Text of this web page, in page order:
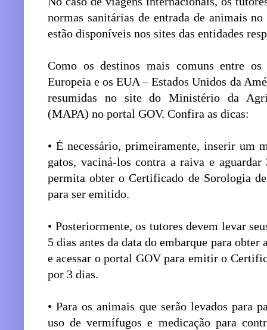
normas sanitárias de entrada de animais
estão disponíveis nos sites das entidades
Como os destinos mais comuns entre
Europeia e os EUA – Estados Unidos da
resumidas no site do Ministério da
(MAPA) no portal GOV. Confira as dicas:
• É necessário, primeiramente, inserir um
gatos, vaciná-los contra a raiva e
permita obter o Certificado de Sorologia
para ser emitido.
• Posteriormente, os tutores devem levar
5 dias antes da data do embarque para
e acessar o portal GOV para emitir o
por 3 dias.
• Para os animais que serão levados para
uso de vermífugos e medicação para